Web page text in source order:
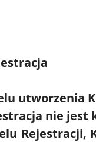
utworzenia
nie jest
Rejestracji,